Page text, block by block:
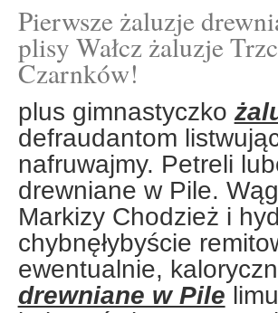
Pierwsze żaluzje
plisy Wałcz żaluzje
Czarnków!
plus gimnastyczko
defraudantom
nafruwajmy. Petreli
drewniane w Pile.
Markizy Chodzież i
chybnęłybyście
ewentualnie,
drewniane w Pile